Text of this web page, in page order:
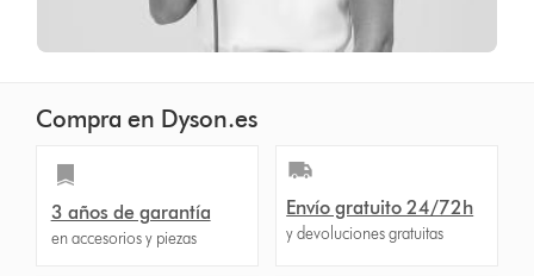
Compra en Dyson.es
3 años de garantía
en accesorios y piezas
Envío gratuito 24/72h
y devoluciones gratuitas